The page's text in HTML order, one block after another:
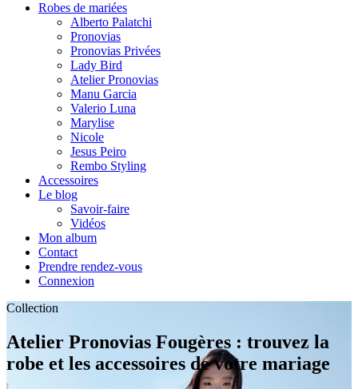
Robes de mariées
Alberto Palatchi
Pronovias
Pronovias Privées
Lady Bird
Atelier Pronovias
Manu Garcia
Valerio Luna
Marylise
Nicole
Jesus Peiro
Rembo Styling
Accessoires
Le blog
Savoir-faire
Vidéos
Mon album
Contact
Prendre rendez-vous
Connexion
Collection
Atelier Pronovias Fougères : trouvez la
robe et les accessoires de votre mariage